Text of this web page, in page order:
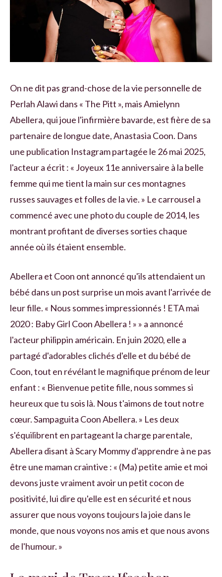
On ne dit pas grand-chose de la vie personnelle de
Perlah Alawi dans « The Pitt », mais Amielynn
Abellera, qui joue l'infirmière bavarde, est fière de sa
partenaire de longue date, Anastasia Coon. Dans
une publication Instagram partagée le 26 mai 2025,
l'acteur a écrit : « Joyeux 11e anniversaire à la belle
femme qui me tient la main sur ces montagnes
russes sauvages et folles de la vie. » Le carrousel a
commencé avec une photo du couple de 2014, les
montrant profitant de diverses sorties chaque
année où ils étaient ensemble.
Abellera et Coon ont annoncé qu'ils attendaient un
bébé dans un post surprise un mois avant l'arrivée de
leur fille. « Nous sommes impressionnés ! ETA mai
2020 : Baby Girl Coon Abellera ! » » a annoncé
l'acteur philippin américain. En juin 2020, elle a
partagé d'adorables clichés d'elle et du bébé de
Coon, tout en révélant le magnifique prénom de leur
enfant : « Bienvenue petite fille, nous sommes si
heureux que tu sois là. Nous t'aimons de tout notre
cœur. Sampaguita Coon Abellera. » Les deux
s'équilibrent en partageant la charge parentale,
Abellera disant à Scary Mommy d'apprendre à ne pas
être une maman craintive : « (Ma) petite amie et moi
devons juste vraiment avoir un petit cocon de
positivité, lui dire qu'elle est en sécurité et nous
assurer que nous voyons toujours la joie dans le
monde, que nous voyons nos amis et que nous avons
de l'humour. »